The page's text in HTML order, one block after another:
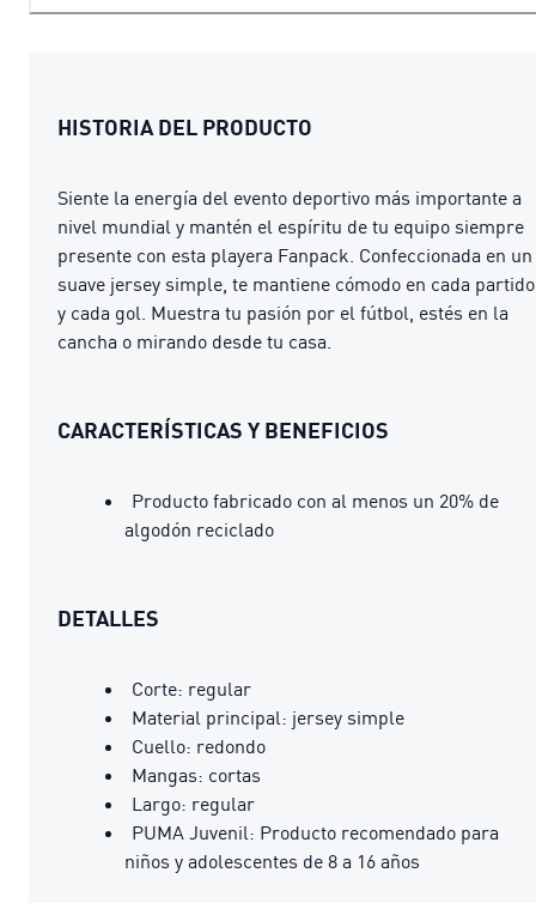
HISTORIA DEL PRODUCTO
Siente la energía del evento deportivo más importante a
nivel mundial y mantén el espíritu de tu equipo siempre
presente con esta playera Fanpack. Confeccionada en un
suave jersey simple, te mantiene cómodo en cada partido
y cada gol. Muestra tu pasión por el fútbol, estés en la
cancha o mirando desde tu casa.
CARACTERÍSTICAS Y BENEFICIOS
Producto fabricado con al menos un 20% de
algodón reciclado
DETALLES
Corte: regular
Material principal: jersey simple
Cuello: redondo
Mangas: cortas
Largo: regular
PUMA Juvenil: Producto recomendado para
niños y adolescentes de 8 a 16 años